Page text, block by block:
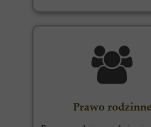
Prawo rodzinne